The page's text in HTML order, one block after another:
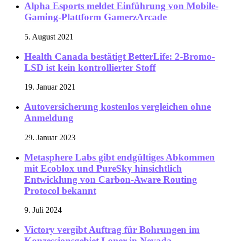
Alpha Esports meldet Einführung von Mobile-
Gaming-Plattform GamerzArcade
5. August 2021
Health Canada bestätigt BetterLife: 2-Bromo-
LSD ist kein kontrollierter Stoff
19. Januar 2021
Autoversicherung kostenlos vergleichen ohne
Anmeldung
29. Januar 2023
Metasphere Labs gibt endgültiges Abkommen
mit Ecoblox und PureSky hinsichtlich
Entwicklung von Carbon-Aware Routing
Protocol bekannt
9. Juli 2024
Victory vergibt Auftrag für Bohrungen im